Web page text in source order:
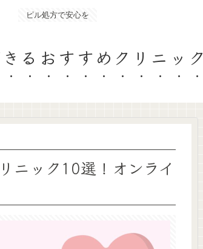
ピル処方で安心を
るおすすめクリニック
ニック10選！オンライ